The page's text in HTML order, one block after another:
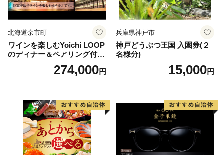
北海道余市町
ワインを楽しむYoichi LOOP
のディナー＆ペアリング付宿
泊プラン＜デラックスツイン
274,000円
兵庫県神戸市
神戸どうぶつ王国 入園券(２
名様分)
15,000円